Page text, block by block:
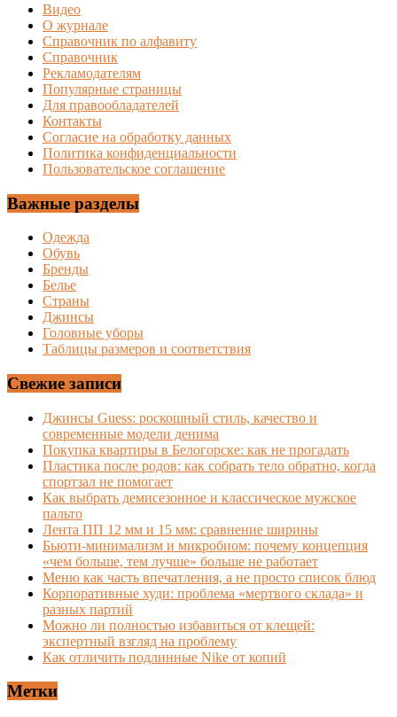
Видео
О журнале
Справочник по алфавиту
Справочник
Рекламодателям
Популярные страницы
Для правообладателей
Контакты
Согласие на обработку данных
Политика конфиденциальности
Пользовательское соглашение
Важные разделы
Одежда
Обувь
Бренды
Белье
Страны
Джинсы
Головные уборы
Таблицы размеров и соответствия
Свежие записи
Джинсы Guess: роскошный стиль, качество и
современные модели денима
Покупка квартиры в Белогорске: как не прогадать
Пластика после родов: как собрать тело обратно, когда
спортзал не помогает
Как выбрать демисезонное и классическое мужское
пальто
Лента ПП 12 мм и 15 мм: сравнение ширины
Бьюти-минимализм и микробиом: почему концепция
«чем больше, тем лучше» больше не работает
Меню как часть впечатления, а не просто список блюд
Корпоративные худи: проблема «мертвого склада» и
разных партий
Можно ли полностью избавиться от клещей:
экспертный взгляд на проблему
Как отличить подлинные Nike от копий
Метки